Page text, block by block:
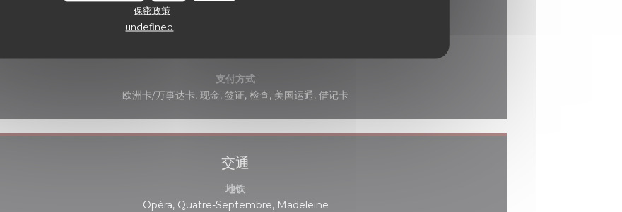
保密政策
undefined
支付方式
欧洲卡/万事达卡, 现金, 签证, 检查, 美国运通, 借记卡
交通
地铁
Opéra, Quatre-Septembre, Madeleine